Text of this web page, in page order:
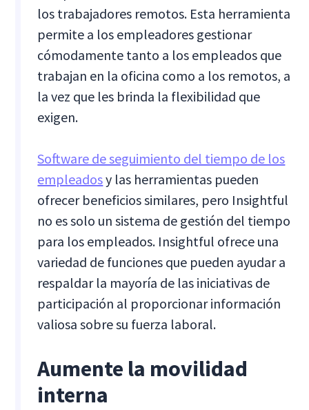
los trabajadores remotos. Esta herramienta
permite a los empleadores gestionar
cómodamente tanto a los empleados que
trabajan en la oficina como a los remotos, a
la vez que les brinda la flexibilidad que
exigen.
Software de seguimiento del tiempo de los
empleadosy las herramientas pueden
ofrecer beneficios similares, pero Insightful
no es solo un sistema de gestión del tiempo
para los empleados. Insightful ofrece una
variedad de funciones que pueden ayudar a
respaldar la mayoría de las iniciativas de
participación al proporcionar información
valiosa sobre su fuerza laboral.
Aumente la movilidad
interna